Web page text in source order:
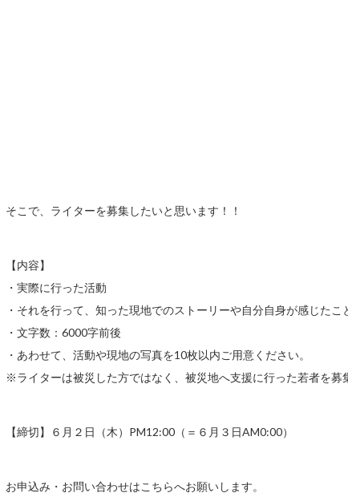
そこで、ライターを募集したいと思います！！
【内容】
・実際に行った活動
・それを行って、知った現地でのストーリーや自分自身が感じたこ
・文字数：6000字前後
・あわせて、活動や現地の写真を10枚以内ご用意ください。
※ライターは被災した方ではなく、被災地へ支援に行った若者を募
【締切】６月２日（木）PM12:00（＝６月３日AM0:00）
お申込み・お問い合わせはこちらへお願いします。